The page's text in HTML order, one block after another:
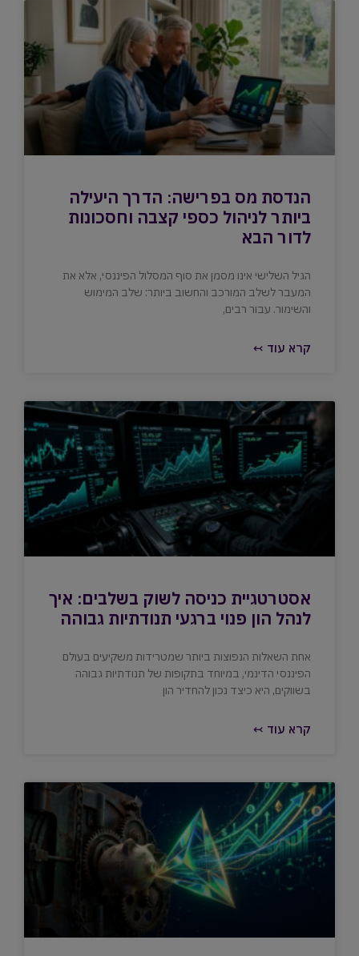
הנדסת מס בפרישה: הדרך היעילה
ביותר לניהול כספי קצבה וחסכונות
לדור הבא
הגיל השלישי אינו מסמן את סוף המסלול הפיננסי, אלא את
המעבר לשלב המורכב והחשוב ביותר: שלב המימוש
והשימור. עבור רבים,
קרא עוד ↢
אסטרטגיית כניסה לשוק בשלבים: איך
לנהל הון פנוי ברגעי תנודתיות גבוהה
אחת השאלות הנפוצות ביותר שמטרידות משקיעים בעולם
הפיננסי הדינמי, במיוחד בתקופות של תנודתיות גבוהה
בשווקים, היא כיצד נכון להחדיר הון
קרא עוד ↢